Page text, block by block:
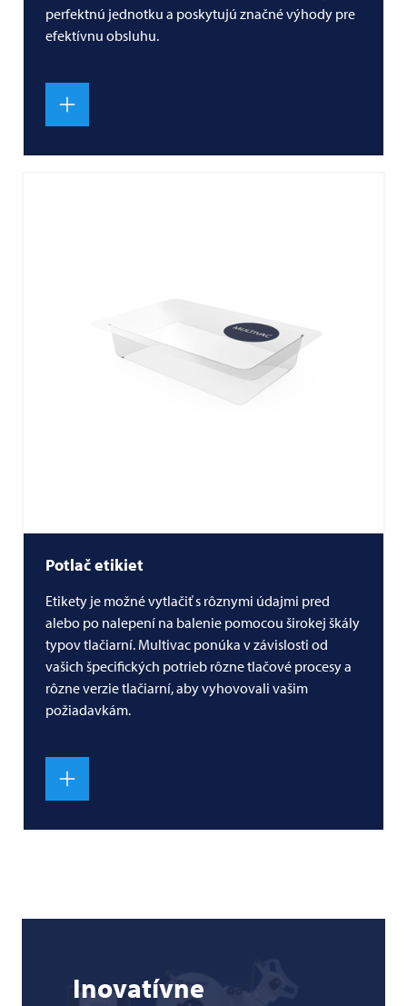
perfektnú jednotku a poskytujú značné výhody pre
efektívnu obsluhu.
Potlač etikiet
Etikety je možné vytlačiť s rôznymi údajmi pred
alebo po nalepení na balenie pomocou širokej škály
typov tlačiarní. Multivac ponúka v závislosti od
vašich špecifických potrieb rôzne tlačové procesy a
rôzne verzie tlačiarní, aby vyhovovali vašim
požiadavkám.
Inovatívne